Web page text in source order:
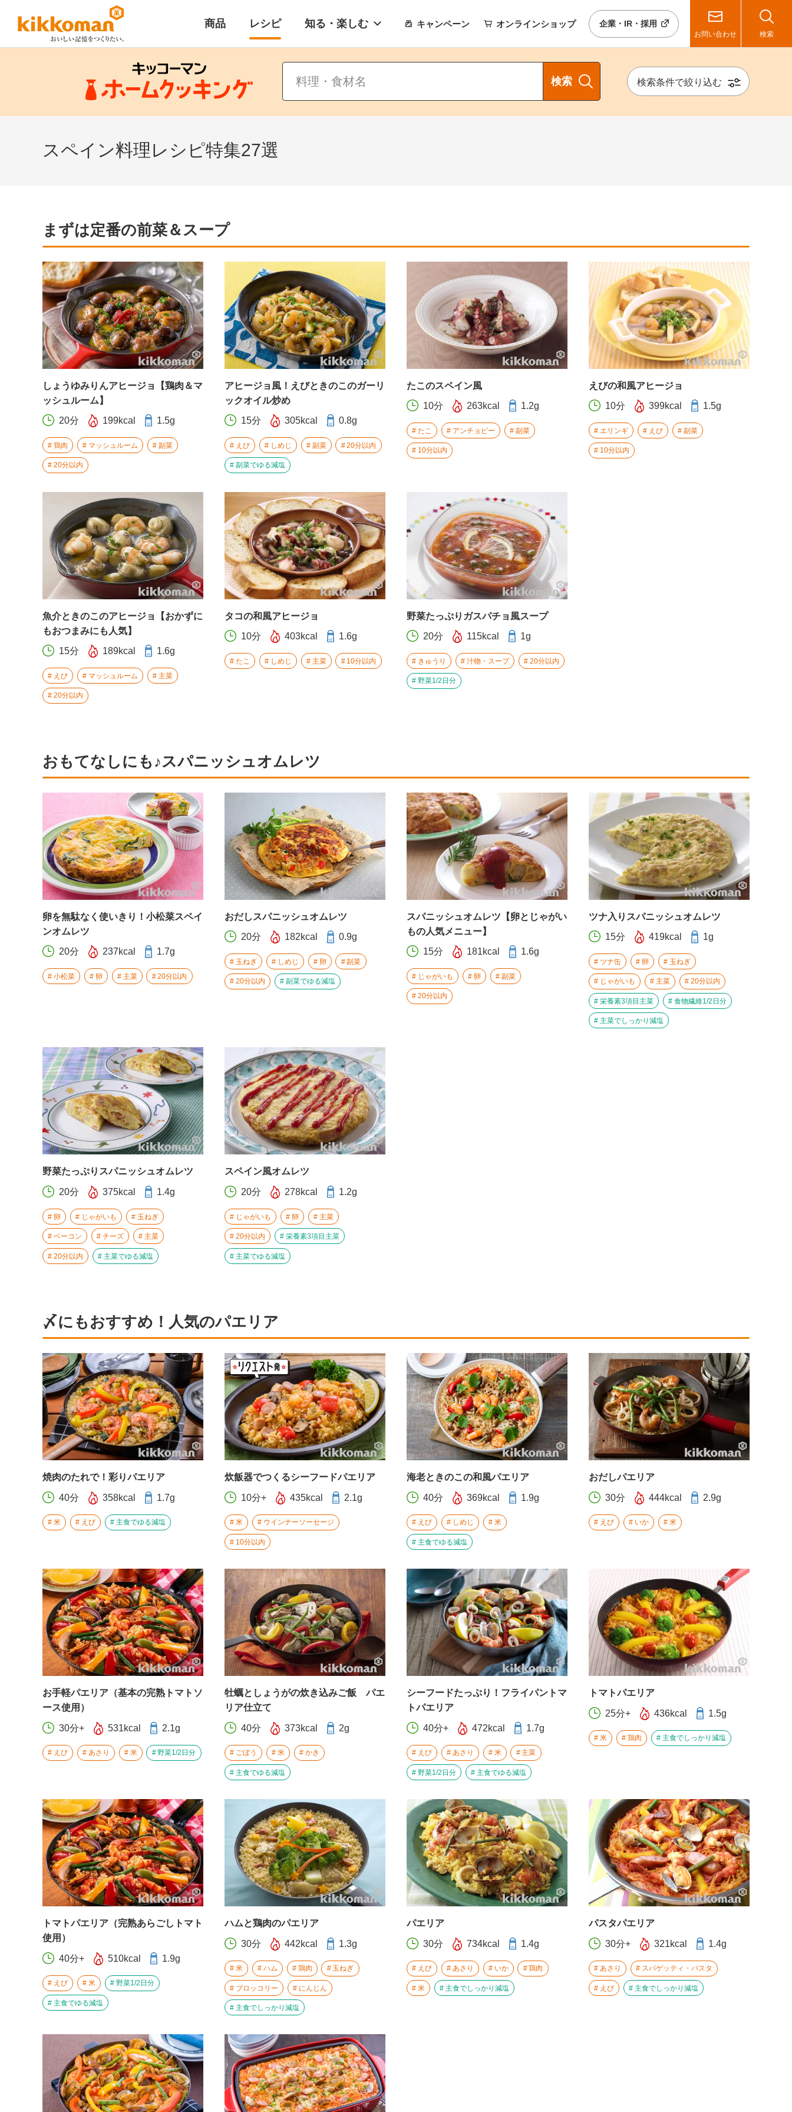
商品 レシピ 知る・楽しむ キャンペーン オンラインショップ 企業・IR・採用
お問い合わせ 検索
検索 検索条件で絞り込む
スペイン料理レシピ特集27選
まずは定番の前菜＆スープ
しょうゆみりんアヒージョ【鶏肉＆マ
ッシュルーム】
20分 199kcal 1.5g
鶏肉 マッシュルーム 副菜
20分以内
アヒージョ風！えびときのこのガーリ
ックオイル炒め
15分 305kcal 0.8g
えび しめじ 副菜 20分以内
副菜でゆる減塩
たこのスペイン風
10分 263kcal 1.2g
たこ アンチョビー 副菜
10分以内
えびの和風アヒージョ
10分 399kcal 1.5g
エリンギ えび 副菜
10分以内
魚介ときのこのアヒージョ【おかずに
もおつまみにも人気】
15分 189kcal 1.6g
えび マッシュルーム 主菜
20分以内
タコの和風アヒージョ
10分 403kcal 1.6g
たこ しめじ 主菜 10分以内
野菜たっぷりガスパチョ風スープ
20分 115kcal 1g
きゅうり 汁物・スープ 20分以内
野菜1/2日分
おもてなしにも♪スパニッシュオムレツ
卵を無駄なく使いきり！小松菜スペイ
ンオムレツ
20分 237kcal 1.7g
小松菜 卵 主菜 20分以内
おだしスパニッシュオムレツ
20分 182kcal 0.9g
玉ねぎ しめじ 卵 副菜
20分以内 副菜でゆる減塩
スパニッシュオムレツ【卵とじゃがい
もの人気メニュー】
15分 181kcal 1.6g
じゃがいも 卵 副菜
20分以内
ツナ入りスパニッシュオムレツ
15分 419kcal 1g
ツナ缶 卵 玉ねぎ
じゃがいも 主菜 20分以内
栄養素3項目主菜 食物繊維1/2日分
主菜でしっかり減塩
野菜たっぷりスパニッシュオムレツ
20分 375kcal 1.4g
卵 じゃがいも 玉ねぎ
ベーコン チーズ 主菜
20分以内 主菜でゆる減塩
スペイン風オムレツ
20分 278kcal 1.2g
じゃがいも 卵 主菜
20分以内 栄養素3項目主菜
主菜でゆる減塩
〆にもおすすめ！人気のパエリア
焼肉のたれで！彩りパエリア
40分 358kcal 1.7g
米 えび 主食でゆる減塩
炊飯器でつくるシーフードパエリア
10分+ 435kcal 2.1g
米 ウインナーソーセージ
10分以内
海老ときのこの和風パエリア
40分 369kcal 1.9g
えび しめじ 米
主食でゆる減塩
おだしパエリア
30分 444kcal 2.9g
えび いか 米
お手軽パエリア（基本の完熟トマトソ
ース使用）
30分+ 531kcal 2.1g
えび あさり 米 野菜1/2日分
牡蠣としょうがの炊き込みご飯 パエ
リア仕立て
40分 373kcal 2g
ごぼう 米 かき
主食でゆる減塩
シーフードたっぷり！フライパントマ
トパエリア
40分+ 472kcal 1.7g
えび あさり 米 主菜
野菜1/2日分 主食でゆる減塩
トマトパエリア
25分+ 436kcal 1.5g
米 鶏肉 主食でしっかり減塩
トマトパエリア（完熟あらごしトマト
使用）
40分+ 510kcal 1.9g
えび 米 野菜1/2日分
主食でゆる減塩
ハムと鶏肉のパエリア
30分 442kcal 1.3g
米 ハム 鶏肉 玉ねぎ
ブロッコリー にんじん
主食でしっかり減塩
パエリア
30分 734kcal 1.4g
えび あさり いか 鶏肉
米 主食でしっかり減塩
パスタパエリア
30分+ 321kcal 1.4g
あさり スパゲッティ・パスタ
えび 主食でしっかり減塩